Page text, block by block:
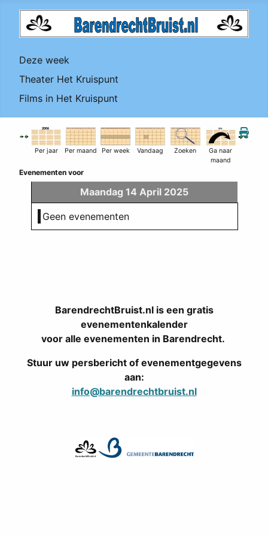
Deze week
Theater Het Kruispunt
Films in Het Kruispunt
Per jaar Per maand Per week Vandaag Zoeken
Ga naar
maand
Evenementen voor
Maandag 14 April 2025
Geen evenementen
BarendrechtBruist.nl is een gratis
evenementenkalender
voor alle evenementen in Barendrecht.
Stuur uw persbericht of evenementgegevens
aan:
info@barendrechtbruist.nl